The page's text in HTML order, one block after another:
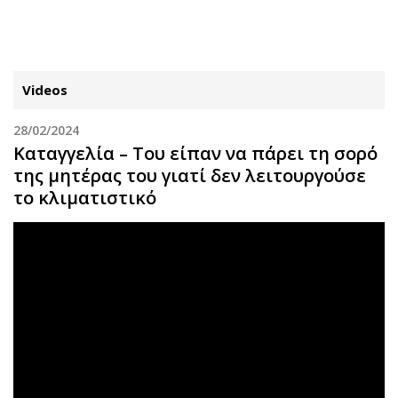
ΚΑΤΗΓΟΡΙΕΣ ΣΥΝΔΕΣΗ
Κύπρος
Παιδεία
Απόψεις
Videos
28/02/2024
Καταγγελία – Του είπαν να πάρει τη σορό
της μητέρας του γιατί δεν λειτουργούσε
το κλιματιστικό